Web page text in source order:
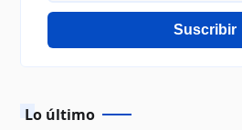
Suscribir
Lo último